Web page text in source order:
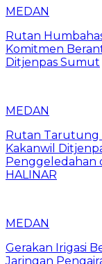
MEDAN
Rutan
Komitmen
Ditjenpas Sumut
MEDAN
Rutan Tarutung
Kakanwil
Penggeledahan
HALINAR
MEDAN
Gerakan Irigasi
Jaringan